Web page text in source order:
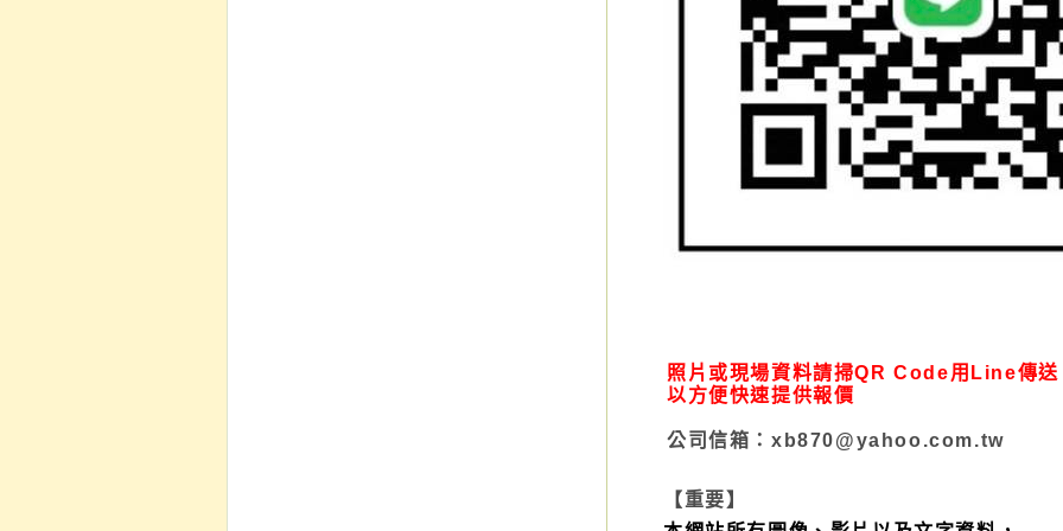
照片或現場資料請掃QR Code用Line傳送
以方便快速提供報價
公司信箱：xb870@yahoo.com.tw
【重要】